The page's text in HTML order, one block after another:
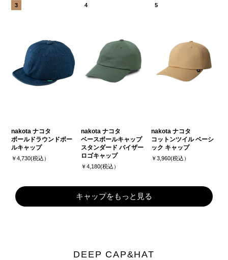
nakota ナコタ
ボールドラウンドボー
ルキャップ
￥4,730(税込）
nakota ナコタ
ベースボールキャップ
スタンダード バイザー
ロゴキャップ
￥4,180(税込）
nakota ナコタ
コットンツイル ベーシ
ック キャップ
￥3,960(税込）
キャップをもっと見る
DEEP CAP&HAT